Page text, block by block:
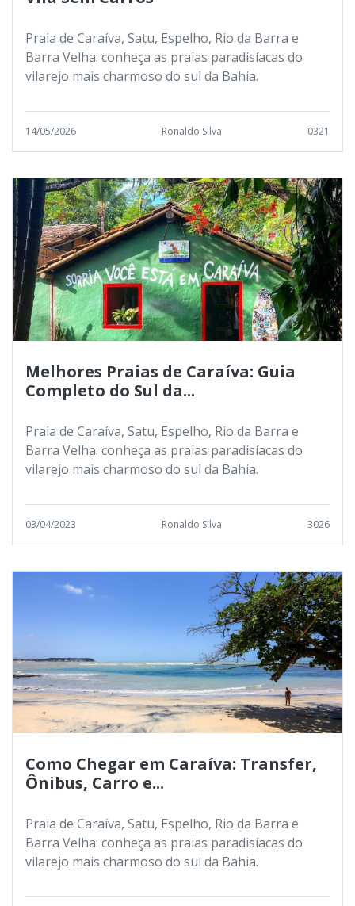
Praia de Caraíva, Satu, Espelho, Rio da Barra e
Barra Velha: conheça as praias paradisíacas do
vilarejo mais charmoso do sul da Bahia.
14/05/2026 Ronaldo Silva 0321
Melhores Praias de Caraíva: Guia
Completo do Sul da...
Praia de Caraíva, Satu, Espelho, Rio da Barra e
Barra Velha: conheça as praias paradisíacas do
vilarejo mais charmoso do sul da Bahia.
03/04/2023 Ronaldo Silva 3026
Como Chegar em Caraíva: Transfer,
Ônibus, Carro e...
Praia de Caraíva, Satu, Espelho, Rio da Barra e
Barra Velha: conheça as praias paradisíacas do
vilarejo mais charmoso do sul da Bahia.